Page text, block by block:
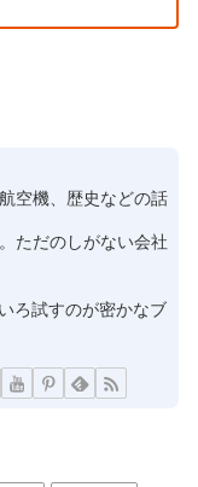
空機、歴史などの話
ただのしがない会社
ろ試すのが密かなブ